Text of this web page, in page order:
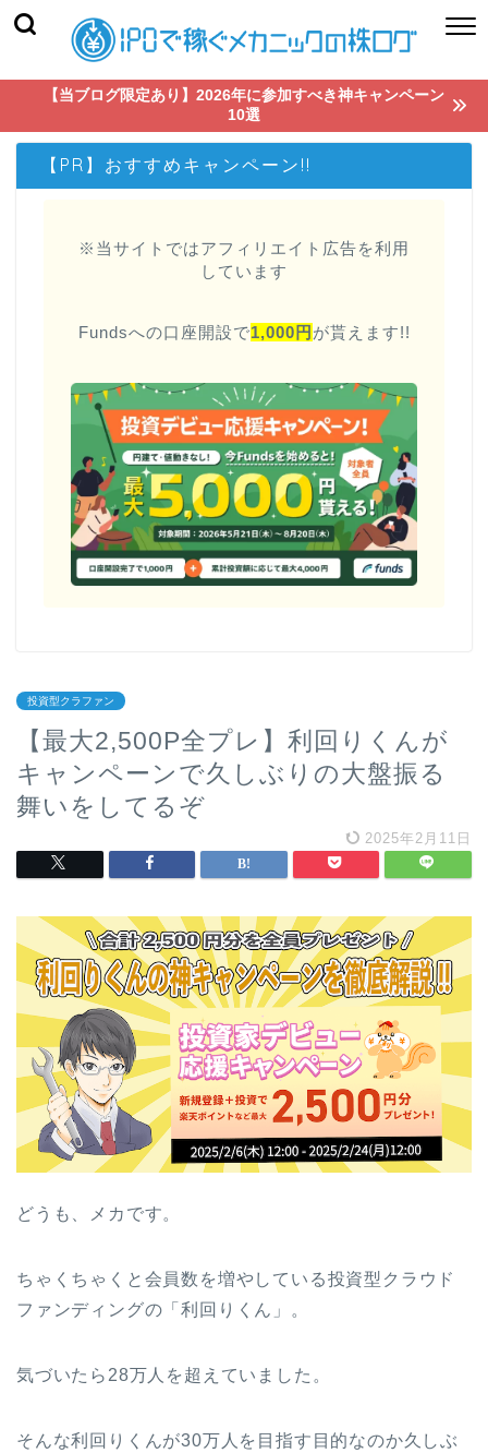
【当ブログ限定あり】2026年に参加すべき神キャンペーン
10選
【PR】おすすめキャンペーン!!
※当サイトではアフィリエイト広告を利用
しています
Fundsへの口座開設で1,000円 が貰えます!!
投資型クラファン
【最大2,500P全プレ】利回りくんが
キャンペーンで久しぶりの大盤振る
舞いをしてるぞ
2025年2月11日
どうも、メカです。
ちゃくちゃくと会員数を増やしている投資型クラウド
ファンディングの「利回りくん」。
気づいたら28万人を超えていました。
そんな利回りくんが30万人を目指す目的なのか久しぶ